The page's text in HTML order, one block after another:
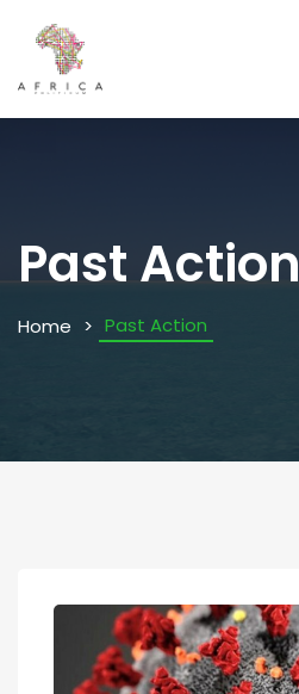
Past Action
Home Past Action